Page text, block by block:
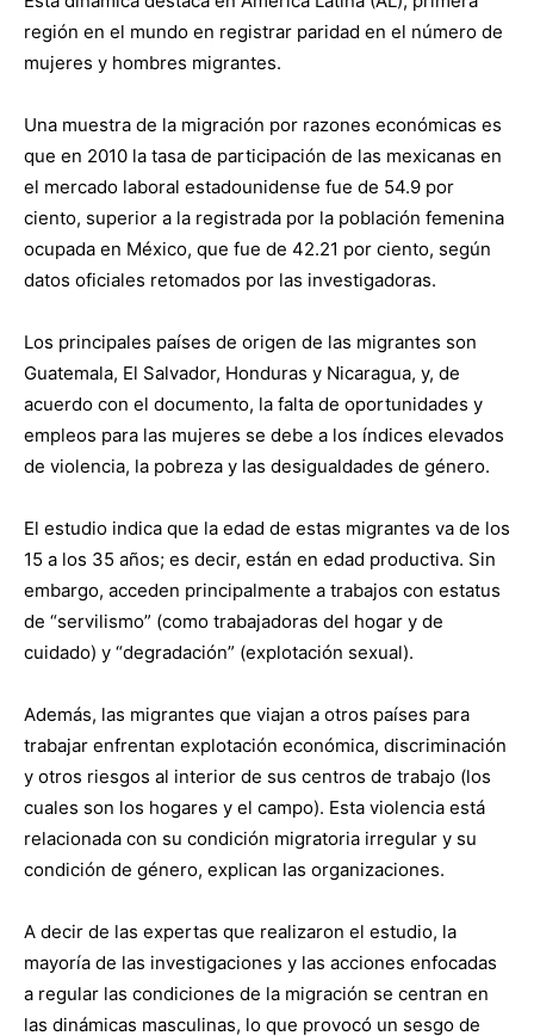
región en el mundo en registrar paridad en el número de
mujeres y hombres migrantes.
Una muestra de la migración por razones económicas es
que en 2010 la tasa de participación de las mexicanas en
el mercado laboral estadounidense fue de 54.9 por
ciento, superior a la registrada por la población femenina
ocupada en México, que fue de 42.21 por ciento, según
datos oficiales retomados por las investigadoras.
Los principales países de origen de las migrantes son
Guatemala, El Salvador, Honduras y Nicaragua, y, de
acuerdo con el documento, la falta de oportunidades y
empleos para las mujeres se debe a los índices elevados
de violencia, la pobreza y las desigualdades de género.
El estudio indica que la edad de estas migrantes va de los
15 a los 35 años; es decir, están en edad productiva. Sin
embargo, acceden principalmente a trabajos con estatus
de “servilismo” (como trabajadoras del hogar y de
cuidado) y “degradación” (explotación sexual).
Además, las migrantes que viajan a otros países para
trabajar enfrentan explotación económica, discriminación
y otros riesgos al interior de sus centros de trabajo (los
cuales son los hogares y el campo). Esta violencia está
relacionada con su condición migratoria irregular y su
condición de género, explican las organizaciones.
A decir de las expertas que realizaron el estudio, la
mayoría de las investigaciones y las acciones enfocadas
a regular las condiciones de la migración se centran en
las dinámicas masculinas, lo que provocó un sesgo de